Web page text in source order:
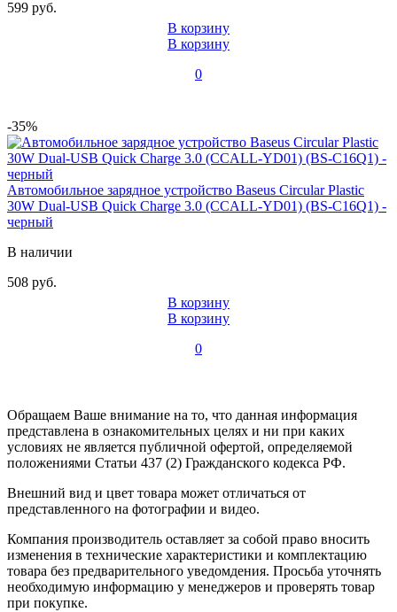
599 руб.
В корзину
В корзину
0
-35%
Автомобильное зарядное устройство Baseus Circular Plastic
30W Dual-USB Quick Charge 3.0 (CCALL-YD01) (BS-C16Q1) -
черный
В наличии
508 руб.
В корзину
В корзину
0
Обращаем Ваше внимание на то, что данная информация
представлена в ознакомительных целях и ни при каких
условиях не является публичной офертой, определяемой
положениями Статьи 437 (2) Гражданского кодекса РФ.
Внешний вид и цвет товара может отличаться от
представленного на фотографии и видео.
Компания производитель оставляет за собой право вносить
изменения в технические характеристики и комплектацию
товара без предварительного уведомдения. Просьба уточнять
необходимую информацию у менеджеров и проверять товар
при покупке.